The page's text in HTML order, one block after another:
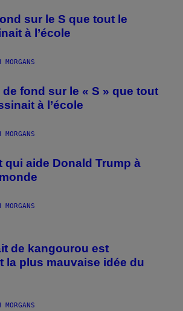
sur le S que tout le
à l’école
fond sur le « S » que tout
à l’école
qui aide Donald Trump à
de kangourou est
la plus mauvaise idée du